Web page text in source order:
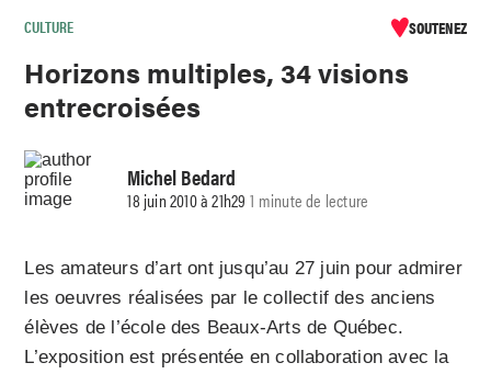
CULTURE SOUTENEZ
Horizons multiples, 34 visions
entrecroisées
Michel Bedard
18 juin 2010 à 21h29 1 minute de lecture
Les amateurs d’art ont jusqu’au 27 juin pour admirer
les oeuvres réalisées par le collectif des anciens
élèves de l’école des Beaux-Arts de Québec.
L’exposition est présentée en collaboration avec la